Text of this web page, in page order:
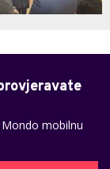
mobilnu